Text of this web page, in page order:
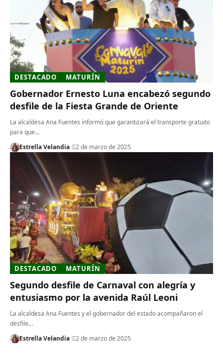
DESTACADO MATURÍN
Gobernador Ernesto Luna encabezó segundo
desfile de la Fiesta Grande de Oriente
La alcaldesa Ana Fuentes informó que garantizará el transporte gratuito
para que…
Estrella Velandia
2 de marzo de 2025
DESTACADO MATURÍN
Segundo desfile de Carnaval con alegría y
entusiasmo por la avenida Raúl Leoni
La alcaldesa Ana Fuentes y el gobernador del estado acompañaron el
desfile…
Estrella Velandia
2 de marzo de 2025